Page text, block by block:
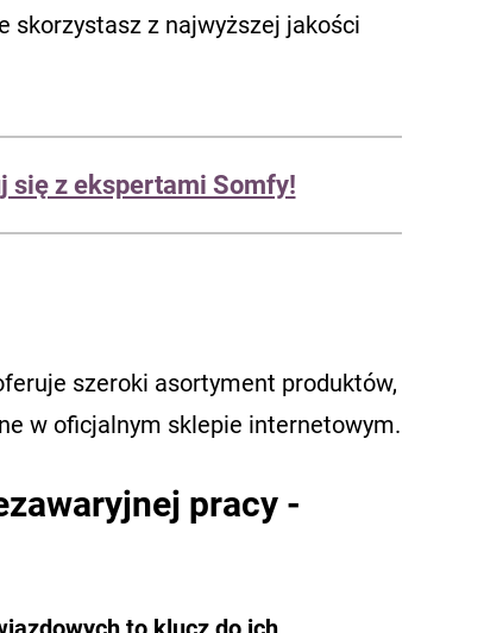
skorzystasz z najwyższej jakości
się z ekspertami Somfy!
szeroki asortyment produktów,
w oficjalnym sklepie internetowym.
pracy -